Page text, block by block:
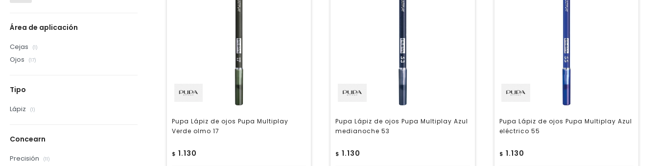
Pupa Lápiz de ojos Pupa Multiplay
Verde olmo 17
$ 1.130
Pupa Lápiz de ojos Pupa Multiplay Azul
medianoche 53
$ 1.130
Pupa Lápiz de ojos Pupa Multiplay Azul
eléctrico 55
$ 1.130
Área de aplicación
Cejas (1)
Ojos (17)
Tipo
Lápiz (1)
Concearn
Precisión (11)